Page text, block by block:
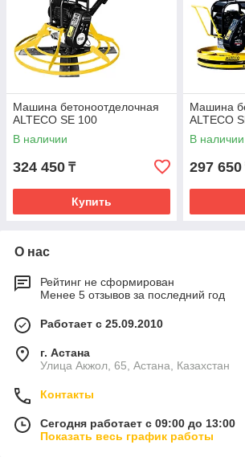
Машина бетоноотделочная
ALTECO SE 100
В наличии
324 450 ₸
Купить
Машина
ALTECO
В наличии
297 650
О нас
Рейтинг не сформирован
Менее 5 отзывов за последний год
Работает с 25.09.2010
г. Астана
Улица Акжол, 65, Астана, Казахстан
Контакты
Сегодня работает с 09:00 до 13:00
Показать весь график работы